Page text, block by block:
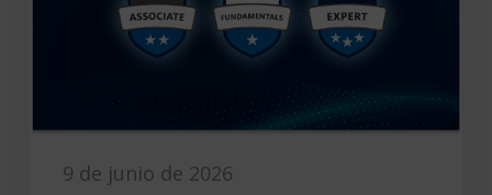
9 de junio de 2026